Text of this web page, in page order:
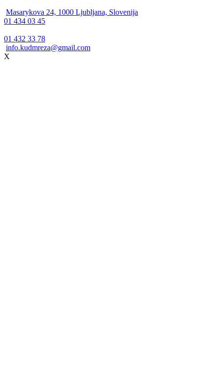
Masarykova 24, 1000 Ljubljana, Slovenija
01 434 03 45
01 432 33 78
info.kudmreza@gmail.com
X